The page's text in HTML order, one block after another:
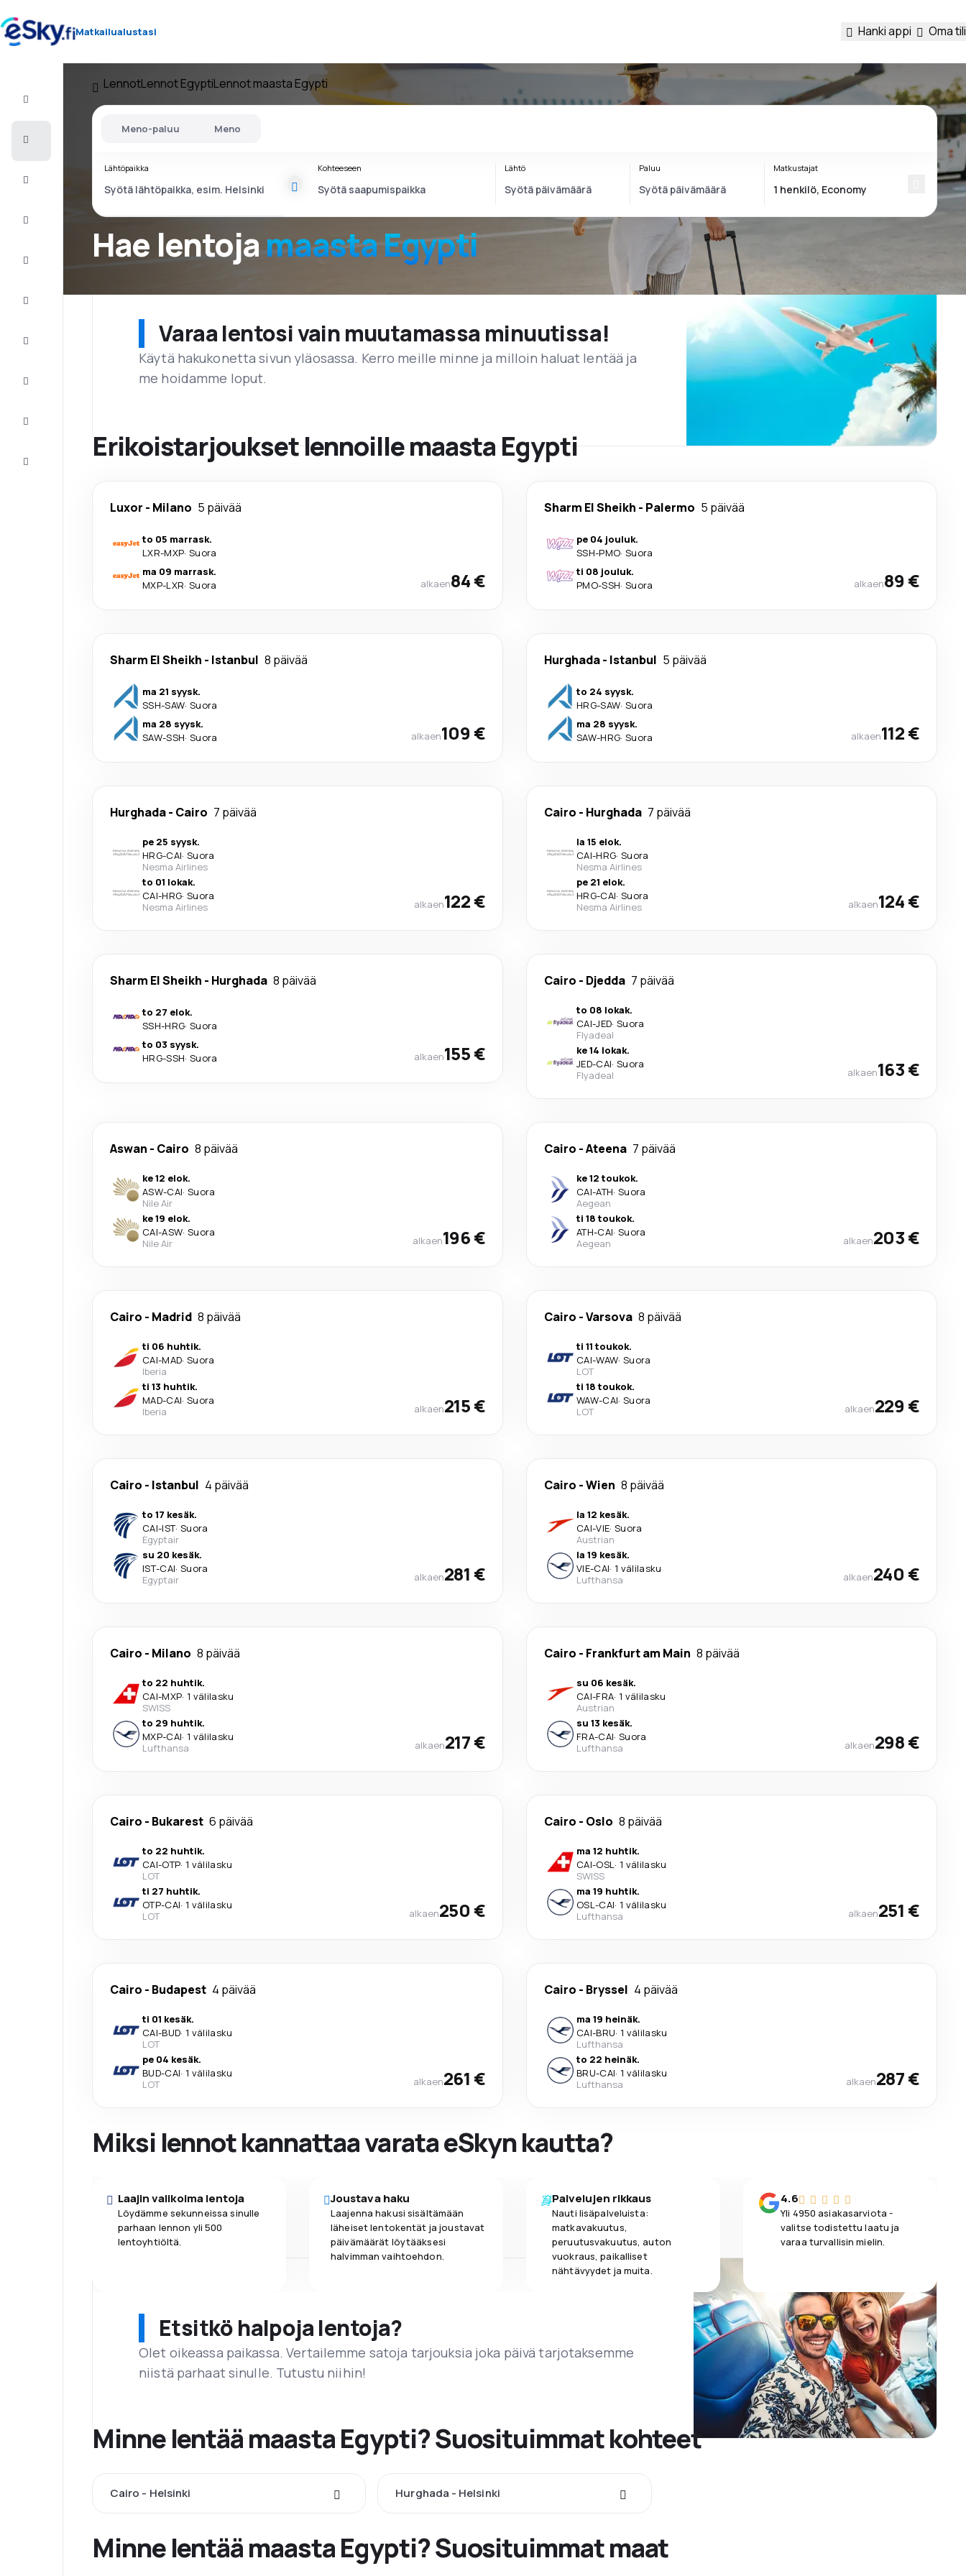
Matkailualustasi Hanki appi Oma tili
LennotLennot EgyptiLennot maasta Egypti
Hae lentojamaasta Egypti
Meno-paluu Meno
Lähtöpaikka Kohteeseen Lähtö Paluu Matkustajat
Varaa lentosi vain muutamassa minuutissa!
Käytä hakukonetta sivun yläosassa. Kerro meille minne ja milloin haluat lentää ja
me hoidamme loput.
Erikoistarjoukset lennoille maasta Egypti
Luxor - Milano 5 päivää
to 05 marrask.
LXR-MXP· Suora
ma 09 marrask.
MXP-LXR· Suora alkaen84 €
Sharm El Sheikh - Palermo 5 päivää
pe 04 jouluk.
SSH-PMO· Suora
ti 08 jouluk.
PMO-SSH· Suora alkaen89 €
Sharm El Sheikh - Istanbul 8 päivää
ma 21 syysk.
SSH-SAW· Suora
ma 28 syysk.
SAW-SSH· Suora alkaen109 €
Hurghada- Istanbul 5 päivää
to 24 syysk.
HRG-SAW· Suora
ma 28 syysk.
SAW-HRG· Suora alkaen112 €
Hurghada- Cairo 7 päivää
pe 25 syysk.
HRG-CAI· Suora
Nesma Airlines
to 01 lokak.
CAI-HRG· Suora
Nesma Airlines
alkaen122 €
Cairo - Hurghada 7 päivää
la 15 elok.
CAI-HRG· Suora
Nesma Airlines
pe 21 elok.
HRG-CAI· Suora
Nesma Airlines
alkaen124 €
Sharm El Sheikh - Hurghada 8 päivää
to 27 elok.
SSH-HRG· Suora
to 03 syysk.
HRG-SSH· Suora alkaen155 €
Cairo - Djedda 7 päivää
to 08 lokak.
CAI-JED· Suora
Flyadeal
ke 14 lokak.
JED-CAI· Suora
Flyadeal
alkaen163 €
Aswan - Cairo 8 päivää
ke 12 elok.
ASW-CAI· Suora
Nile Air
ke 19 elok.
CAI-ASW· Suora
Nile Air
alkaen196 €
Cairo -Ateena 7 päivää
ke 12 toukok.
CAI-ATH· Suora
Aegean
ti 18 toukok.
ATH-CAI· Suora
Aegean
alkaen203 €
Cairo - Madrid 8 päivää
ti 06 huhtik.
CAI-MAD· Suora
Iberia
ti 13 huhtik.
MAD-CAI· Suora
Iberia
alkaen215 €
Cairo -Varsova 8 päivää
ti 11 toukok.
CAI-WAW· Suora
LOT
ti 18 toukok.
WAW-CAI· Suora
LOT
alkaen229 €
Cairo - Istanbul 4 päivää
to 17 kesäk.
CAI-IST· Suora
Egyptair
su 20 kesäk.
IST-CAI· Suora
Egyptair
alkaen281 €
Cairo -Wien 8 päivää
la 12 kesäk.
CAI-VIE· Suora
Austrian
la 19 kesäk.
VIE-CAI· 1 välilasku
Lufthansa
alkaen240 €
Cairo - Milano 8 päivää
to 22 huhtik.
CAI-MXP· 1 välilasku
SWISS
to 29 huhtik.
MXP-CAI· 1 välilasku
Lufthansa
alkaen217 €
Cairo - Frankfurt am Main 8 päivää
su 06 kesäk.
CAI-FRA· 1 välilasku
Austrian
su 13 kesäk.
FRA-CAI· Suora
Lufthansa
alkaen298 €
Cairo - Bukarest 6 päivää
to 22 huhtik.
CAI-OTP· 1 välilasku
LOT
ti 27 huhtik.
OTP-CAI· 1 välilasku
LOT
alkaen250 €
Cairo - Oslo 8 päivää
ma 12 huhtik.
CAI-OSL· 1 välilasku
SWISS
ma 19 huhtik.
OSL-CAI· 1 välilasku
Lufthansa
alkaen251 €
Cairo - Budapest 4 päivää
ti 01 kesäk.
CAI-BUD· 1 välilasku
LOT
pe 04 kesäk.
BUD-CAI· 1 välilasku
LOT
alkaen261 €
Cairo - Bryssel 4 päivää
ma 19 heinäk.
CAI-BRU· 1 välilasku
Lufthansa
to 22 heinäk.
BRU-CAI· 1 välilasku
Lufthansa
alkaen287 €
Miksi lennot kannattaa varata eSkyn kautta?
Laajin valikoima lentoja
Löydämme sekunneissa sinulle
parhaan lennon yli 500
lentoyhtiöltä.
Joustava haku
Laajenna hakusi sisältämään
läheiset lentokentät ja joustavat
päivämäärät löytääksesi
halvimman vaihtoehdon.
Palvelujen rikkaus
Nauti lisäpalveluista:
matkavakuutus,
peruutusvakuutus, auton
vuokraus, paikalliset
nähtävyydet ja muita.
4.6
Yli 4950 asiakasarviota -
valitse todistettu laatu ja
varaa turvallisin mielin.
Etsitkö halpoja lentoja?
Olet oikeassa paikassa. Vertailemme satoja tarjouksia joka päivä tarjotaksemme
niistä parhaat sinulle. Tutustu niihin!
Minne lentää maasta Egypti? Suosituimmat kohteet
Cairo - Helsinki Hurghada - Helsinki
Minne lentää maasta Egypti? Suosituimmat maat